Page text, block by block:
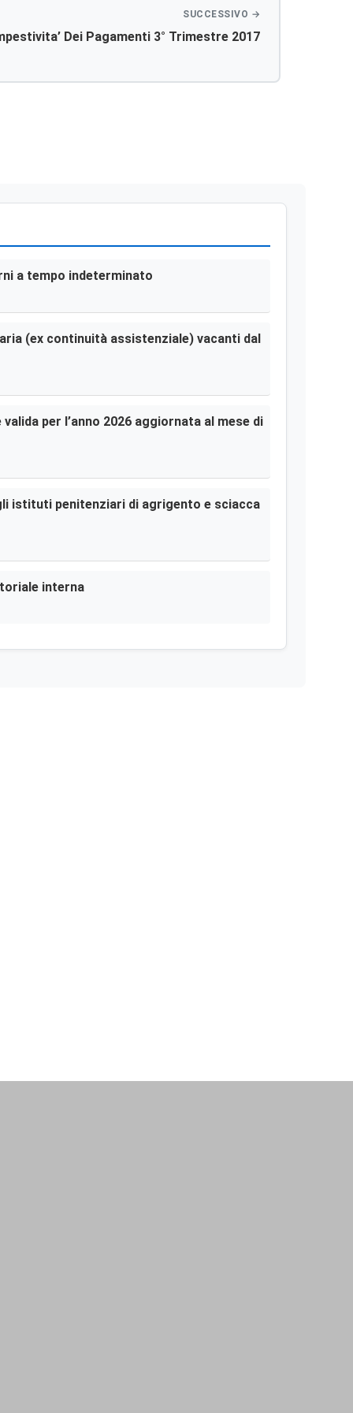
Dei Pagamenti 3° Trimestre 2017
a tempo indeterminato
(ex continuità assistenziale) vacanti dal
per l’anno 2026 aggiornata al mese di
istituti penitenziari di agrigento e sciacca
interna